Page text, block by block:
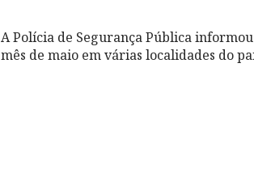
A Polícia de Segurança Pública
mês de maio em várias localidades do